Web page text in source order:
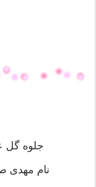
جلوه گل
نام مهدی